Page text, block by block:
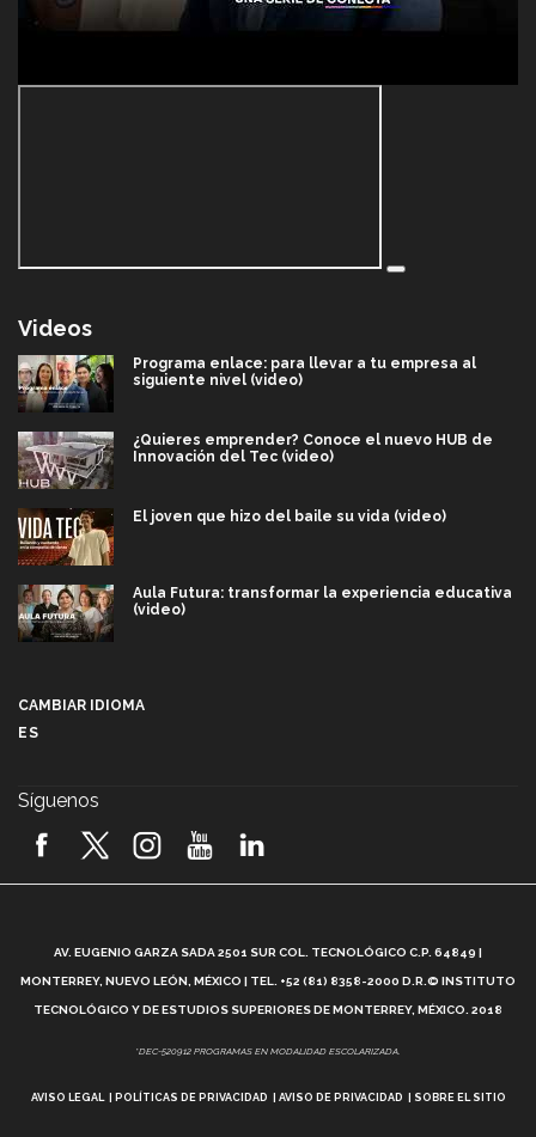
Videos
Programa enlace: para llevar a tu empresa al
siguiente nivel (video)
¿Quieres emprender? Conoce el nuevo HUB de
Innovación del Tec (video)
El joven que hizo del baile su vida (video)
Aula Futura: transformar la experiencia educativa
(video)
2026! (video)
¿Cómo es el Modelo Educativo Tec? (video)
Vida Tec: Feminismo e Inteligencia Artificial, Paola
CAMBIAR IDIOMA
ES
Síguenos
AV. EUGENIO GARZA SADA 2501 SUR COL. TECNOLÓGICO C.P. 64849 |
MONTERREY, NUEVO LEÓN, MÉXICO | TEL. +52 (81) 8358-2000 D.R.© INSTITUTO
TECNOLÓGICO Y DE ESTUDIOS SUPERIORES DE MONTERREY, MÉXICO. 2018
*DEC-520912 PROGRAMAS EN MODALIDAD ESCOLARIZADA.
AVISO LEGAL POLÍTICAS DE PRIVACIDAD AVISO DE PRIVACIDAD SOBRE EL SITIO